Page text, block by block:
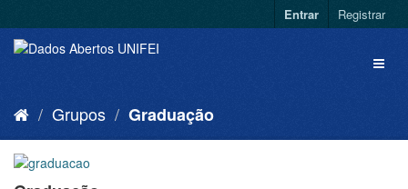
Entrar Registrar
Grupos Graduação